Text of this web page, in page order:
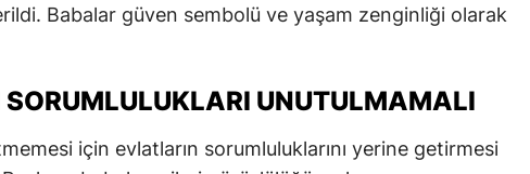
Eskişehir
Giresun
Gümüşhane
Babalar güven sembolü ve yaşam zenginliği olarak
UNUTULMAMALI
için evlatların sorumluluklarını yerine getirmesi